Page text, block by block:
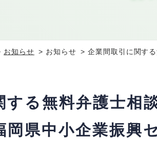
お知らせ お知らせ 企業間取引に関す
する無料弁護士相
岡県中小企業振興